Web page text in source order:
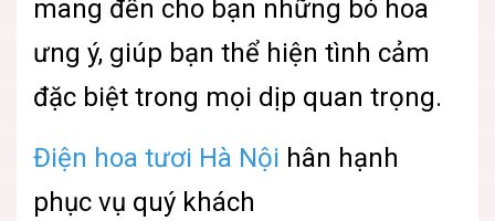
mang đến cho bạn những bó hoa
ưng ý, giúp bạn thể hiện tình cảm
đặc biệt trong mọi dịp quan trọng.​
Điện hoa tươi Hà Nội hân hạnh
phục vụ quý khách